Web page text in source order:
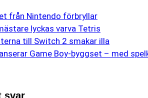
från Nintendo förbryllar
lyckas varva Tetris
till Switch 2 smakar illa
Game Boy-byggset – med
svar